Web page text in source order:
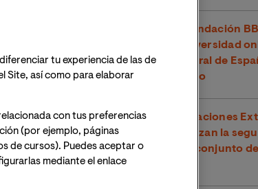
los
El U-Ranking 2026 de Fundación
señala a VIU como la universidad
con mejor inserción laboral de
segundo año consecutivo
VIU y el Ministerio de Relaciones
y Culto de Costa Rica lanzan la
edición de su programa conjunto
para maestrías oficiales
tu experiencia de las de
Site, así como para elaborar
con tus preferencias
(por ejemplo, páginas
de cursos). Puedes aceptar o
mediante el enlace